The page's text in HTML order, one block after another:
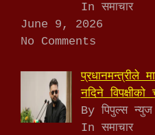
In समाचार
June 9, 2026
No Comments
प्रधानमन्त्रीले
नदिने विपक्षीको
By पिपुल्स न्युज
In समाचार